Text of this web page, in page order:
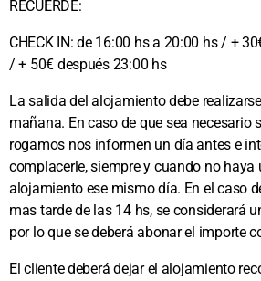
RECUERDE:
CHECK IN: de 16:00 hs a 20:00 hs / +
/ + 50€ después 23:00 hs
La salida del alojamiento debe
mañana. En caso de que sea necesario
rogamos nos informen un día antes e
complacerle, siempre y cuando no haya
alojamiento ese mismo día. En el caso
mas tarde de las 14 hs, se considerará
por lo que se deberá abonar el importe
El cliente deberá dejar el alojamiento